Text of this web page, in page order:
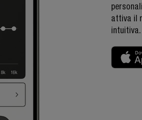
attiva il
intuitiva.